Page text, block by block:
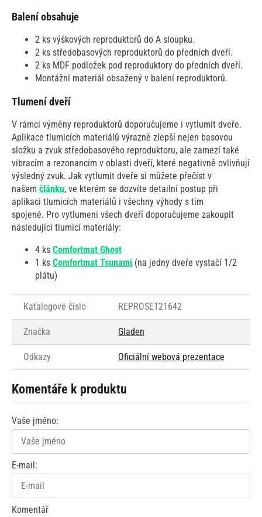
Balení obsahuje
2 ks výškových reproduktorů do A sloupku.
2 ks středobasových reproduktorů do předních dveří.
2 ks MDF podložek pod reproduktory do předních dveří.
Montážní materiál obsažený v balení reproduktorů.
Tlumení dveří
V rámci výměny reproduktorů doporučujeme i vytlumit dveře.
Aplikace tlumicích materiálů výrazně zlepší nejen basovou
složku a zvuk středobasového reproduktoru, ale zamezí také
vibracím a rezonancím v oblasti dveří, které negativně ovlivňují
výsledný zvuk. Jak vytlumit dveře si můžete přečíst v
našem článku, ve kterém se dozvíte detailní postup při
aplikaci tlumicích materiálů i všechny výhody s tím
spojené. Pro vytlumení všech dveří doporučujeme zakoupit
následující tlumicí materiály:
4 ks Comfortmat Ghost
1 ks Comfortmat Tsunami (na jedny dveře vystačí 1/2
plátu)
Katalogové číslo REPROSET21642
Značka Gladen
Odkazy Oficiální webová prezentace
Komentáře k produktu
Vaše jméno:
E-mail:
Komentář